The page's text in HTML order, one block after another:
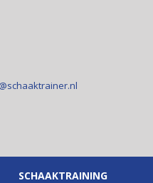
SCHAAKTRAINING